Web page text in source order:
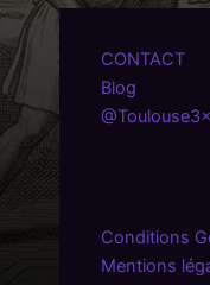
CONTACT
Blog
Conditions
Mentions